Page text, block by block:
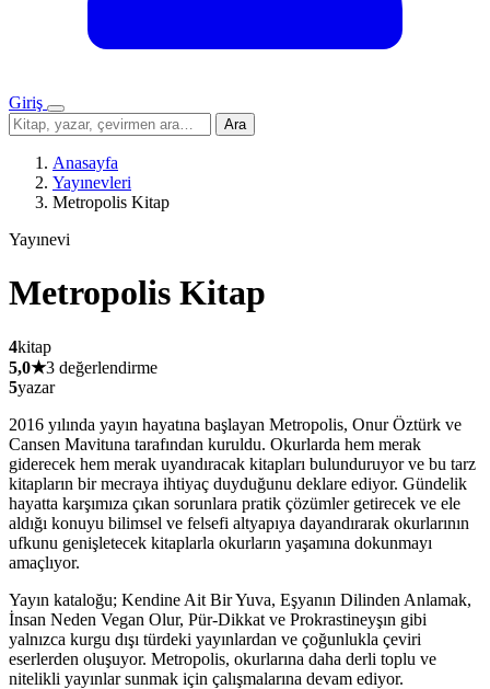
Giriş
Menü
Sitede
ara
Ara
Anasayfa
Yayınevleri
Metropolis Kitap
Yayınevi
Metropolis Kitap
4kitap
5,0★3 değerlendirme
5yazar
2016 yılında yayın hayatına başlayan Metropolis, Onur Öztürk ve
Cansen Mavituna tarafından kuruldu. Okurlarda hem merak
giderecek hem merak uyandıracak kitapları bulunduruyor ve bu tarz
kitapların bir mecraya ihtiyaç duyduğunu deklare ediyor. Gündelik
hayatta karşımıza çıkan sorunlara pratik çözümler getirecek ve ele
aldığı konuyu bilimsel ve felsefi altyapıya dayandırarak okurlarının
ufkunu genişletecek kitaplarla okurların yaşamına dokunmayı
amaçlıyor.
Yayın kataloğu; Kendine Ait Bir Yuva, Eşyanın Dilinden Anlamak,
İnsan Neden Vegan Olur, Pür-Dikkat ve Prokrastineyşın gibi
yalnızca kurgu dışı türdeki yayınlardan ve çoğunlukla çeviri
eserlerden oluşuyor. Metropolis, okurlarına daha derli toplu ve
nitelikli yayınlar sunmak için çalışmalarına devam ediyor.